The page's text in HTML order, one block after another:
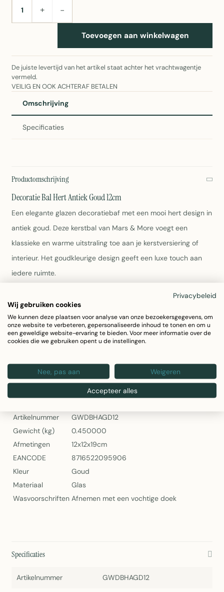
AANTAL+ −
Toevoegen aan winkelwagen
De juiste levertijd van het artikel staat achter het vrachtwagentje
vermeld.
VEILIG EN OOK ACHTERAF BETALEN
Omschrijving
Specificaties
Productomschrijving
Decoratie Bal Hert Antiek Goud 12cm
Een elegante glazen decoratiebaf met een mooi hert design in
antiek goud. Deze kerstbal van Mars & More voegt een
klassieke en warme uitstraling toe aan je kerstversiering of
interieur. Het goudkleurige design geeft een luxe touch aan
iedere ruimte.
Kleur: Antiek goud
Afmetingen: 12 x 12 x 19 cm
Gewicht: 450 gram
Onderhoud: Afnemen met vochtige doek
Decoratie Bal Hert Antiek Goud 12cm van Mars & More
Artikelnummer
GWDBHAGD12
Gewicht (kg)
0.450000
Afmetingen
12x12x19cm
EANCODE
8716522095906
Kleur
Goud
Materiaal
Glas
Wasvoorschriften Afnemen met een vochtige doek
Specificaties
Artikelnummer GWDBHAGD12
Privacybeleid
Wij gebruiken cookies
We kunnen deze plaatsen voor analyse van onze bezoekersgegevens, om
onze website te verbeteren, gepersonaliseerde inhoud te tonen en om u
een geweldige website-ervaring te bieden. Voor meer informatie over de
cookies die we gebruiken opent u de instellingen.
Nee, pas aan Weigeren
Accepteer alles